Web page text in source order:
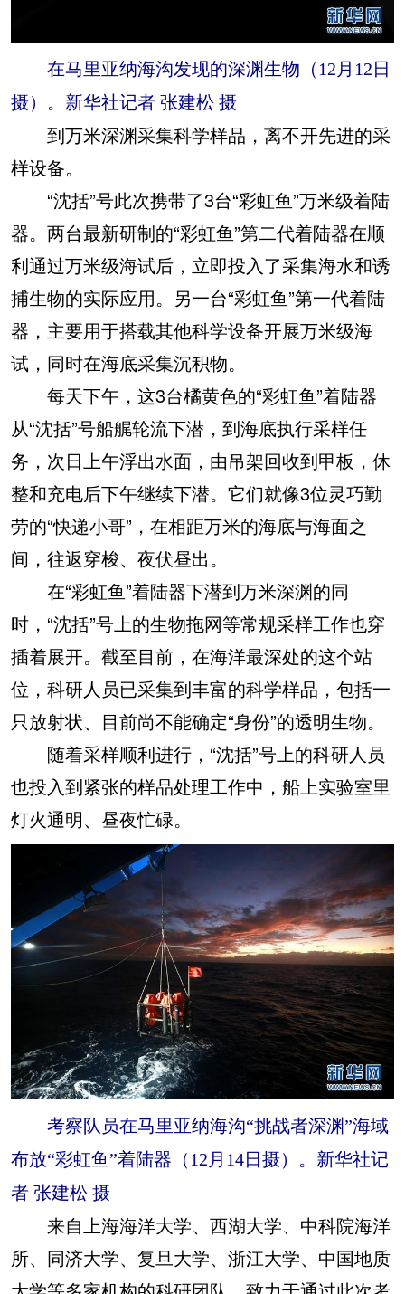
在马里亚纳海沟发现的深渊生物（12月12日
摄）。新华社记者 张建松 摄
到万米深渊采集科学样品，离不开先进的采
样设备。
“沈括”号此次携带了3台“彩虹鱼”万米级着陆
器。两台最新研制的“彩虹鱼”第二代着陆器在顺
利通过万米级海试后，立即投入了采集海水和诱
捕生物的实际应用。另一台“彩虹鱼”第一代着陆
器，主要用于搭载其他科学设备开展万米级海
试，同时在海底采集沉积物。
每天下午，这3台橘黄色的“彩虹鱼”着陆器
从“沈括”号船艉轮流下潜，到海底执行采样任
务，次日上午浮出水面，由吊架回收到甲板，休
整和充电后下午继续下潜。它们就像3位灵巧勤
劳的“快递小哥”，在相距万米的海底与海面之
间，往返穿梭、夜伏昼出。
在“彩虹鱼”着陆器下潜到万米深渊的同
时，“沈括”号上的生物拖网等常规采样工作也穿
插着展开。截至目前，在海洋最深处的这个站
位，科研人员已采集到丰富的科学样品，包括一
只放射状、目前尚不能确定“身份”的透明生物。
随着采样顺利进行，“沈括”号上的科研人员
也投入到紧张的样品处理工作中，船上实验室里
灯火通明、昼夜忙碌。
考察队员在马里亚纳海沟“挑战者深渊”海域
布放“彩虹鱼”着陆器（12月14日摄）。新华社记
者 张建松 摄
来自上海海洋大学、西湖大学、中科院海洋
所、同济大学、复旦大学、浙江大学、中国地质